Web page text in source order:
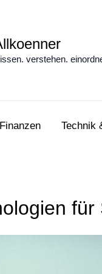
verstehen.
Finanzen Technik